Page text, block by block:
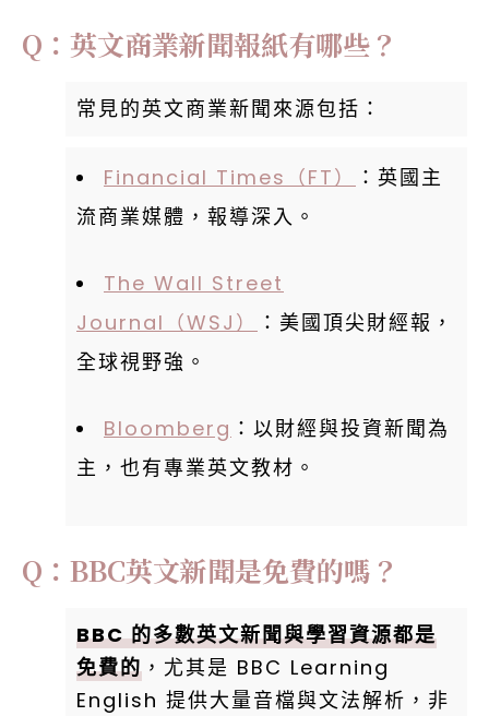
Q：英文商業新聞報紙有哪些？
常見的英文商業新聞來源包括：
Financial Times（FT）
：英國主
流商業媒體，報導深入。
The Wall Street
Journal（WSJ）
：美國頂尖財經報，
全球視野強。
Bloomberg ：以財經與投資新聞為
主，也有專業英文教材。
Q：BBC英文新聞是免費的嗎？
BBC 的多數英文新聞與學習資源都是
免費的 ，尤其是 BBC Learning
English 提供大量音檔與文法解析，非